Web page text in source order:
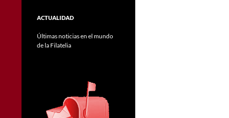
ACTUALIDAD
Últimas noticias en el mundo
de la Filatelia